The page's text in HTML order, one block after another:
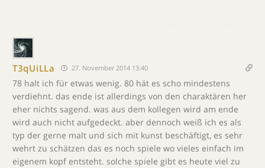
T3qUiLLa 27. November 2014 13:40
78 halt ich für etwas wenig. 80 hät es scho mindestens
verdiehnt. das ende ist allerdings von den charaktären her
eher nichts sagend. was aus dem kollegen wird am ende
wird auch nicht aufgedeckt. aber dennoch weiß ich es als
typ der gerne malt und sich mit kunst beschäftigt, es sehr
wehrt zu schätzen das es noch spiele wo vieles einfach im
eigenem kopf entsteht. solche spiele gibt es heute viel zu